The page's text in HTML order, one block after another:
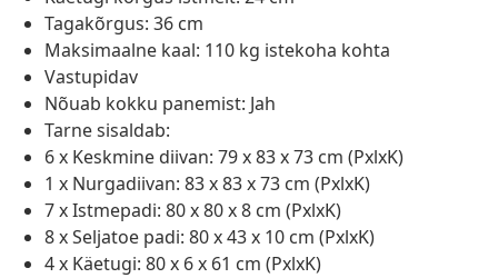
Tagakõrgus: 36 cm
Maksimaalne kaal: 110 kg istekoha kohta
Vastupidav
Nõuab kokku panemist: Jah
Tarne sisaldab:
6 x Keskmine diivan: 79 x 83 x 73 cm (PxlxK)
1 x Nurgadiivan: 83 x 83 x 73 cm (PxlxK)
7 x Istmepadi: 80 x 80 x 8 cm (PxlxK)
8 x Seljatoe padi: 80 x 43 x 10 cm (PxlxK)
4 x Käetugi: 80 x 6 x 61 cm (PxlxK)